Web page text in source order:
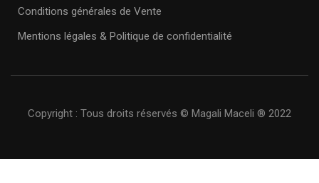
Conditions générales de Vente
Mentions légales & Politique de confidentialité
Copyright : Tous droits réservés © Magali Maceli ® 2022